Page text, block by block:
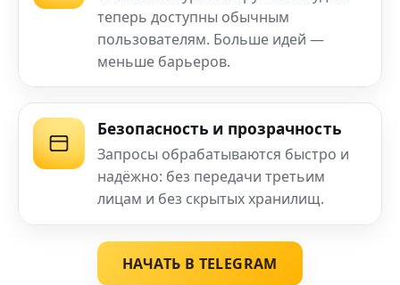
теперь доступны обычным
пользователям. Больше идей —
меньше барьеров.
Безопасность и прозрачность
Запросы обрабатываются быстро и
надёжно: без передачи третьим
лицам и без скрытых хранилищ.
НАЧАТЬ В TELEGRAM